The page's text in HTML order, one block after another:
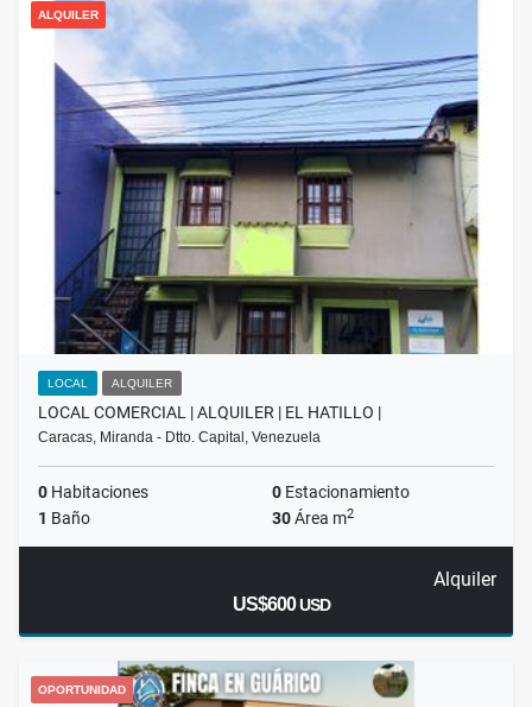
ALQUILER
LOCAL ALQUILER
LOCAL COMERCIAL | ALQUILER | EL HATILLO |
Caracas, Miranda - Dtto. Capital, Venezuela
0 Habitaciones 0 Estacionamiento
1 Baño 30Área m2
Alquiler
US$600USD
OPORTUNIDAD